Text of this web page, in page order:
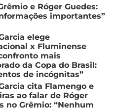
e Róger Guedes:
importantes”
elege
x Fluminense
mais
da Copa do Brasil:
de incógnitas”
cita Flamengo e
ao falar de Róger
no Grêmio: “Nenhum